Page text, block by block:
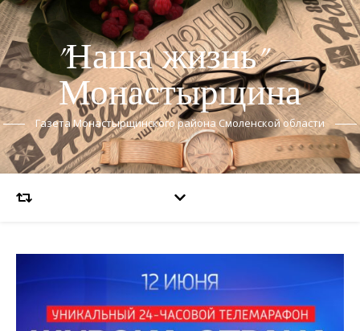
"Наша жизнь" —
Монастырщина
Газета Монастырщинского района Смоленской области